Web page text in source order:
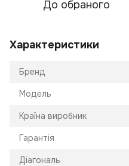
До обраного
Характеристики
Бренд
Модель
Країна виробник
Гарантія
Діагональ